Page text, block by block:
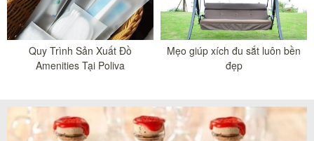
Quy Trình Sản Xuất Đồ
Amenities Tại Poliva
Mẹo giúp xích đu sắt luôn bền
đẹp